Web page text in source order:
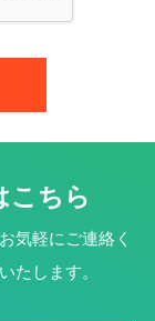
こちら
気軽にご連絡く
たします。